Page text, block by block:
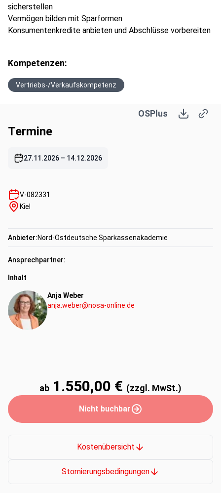
sicherstellen
Vermögen bilden mit Sparformen
Konsumentenkredite anbieten und Abschlüsse vorbereiten
Kompetenzen:
Vertriebs-/Verkaufskompetenz
OSPlus
Termine
27.11.2026 – 14.12.2026
V-082331
Kiel
Anbieter:Nord-Ostdeutsche Sparkassenakademie
Ansprechpartner:
Inhalt
Anja Weber
anja.weber@nosa-online.de
ab 1.550,00 € (zzgl. MwSt.)
Nicht buchbar
Kostenübersicht
Stornierungsbedingungen